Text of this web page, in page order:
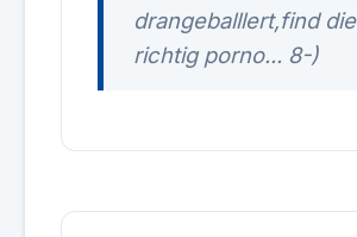
drangeballlert,find die
richtig porno... 8-)